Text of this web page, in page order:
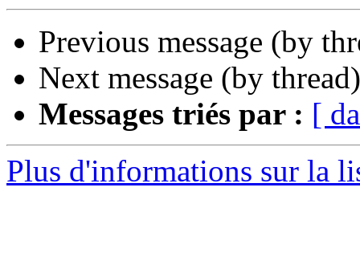
Previous message (by
Next message (by
Messages triés par : [
Plus d'informations sur la